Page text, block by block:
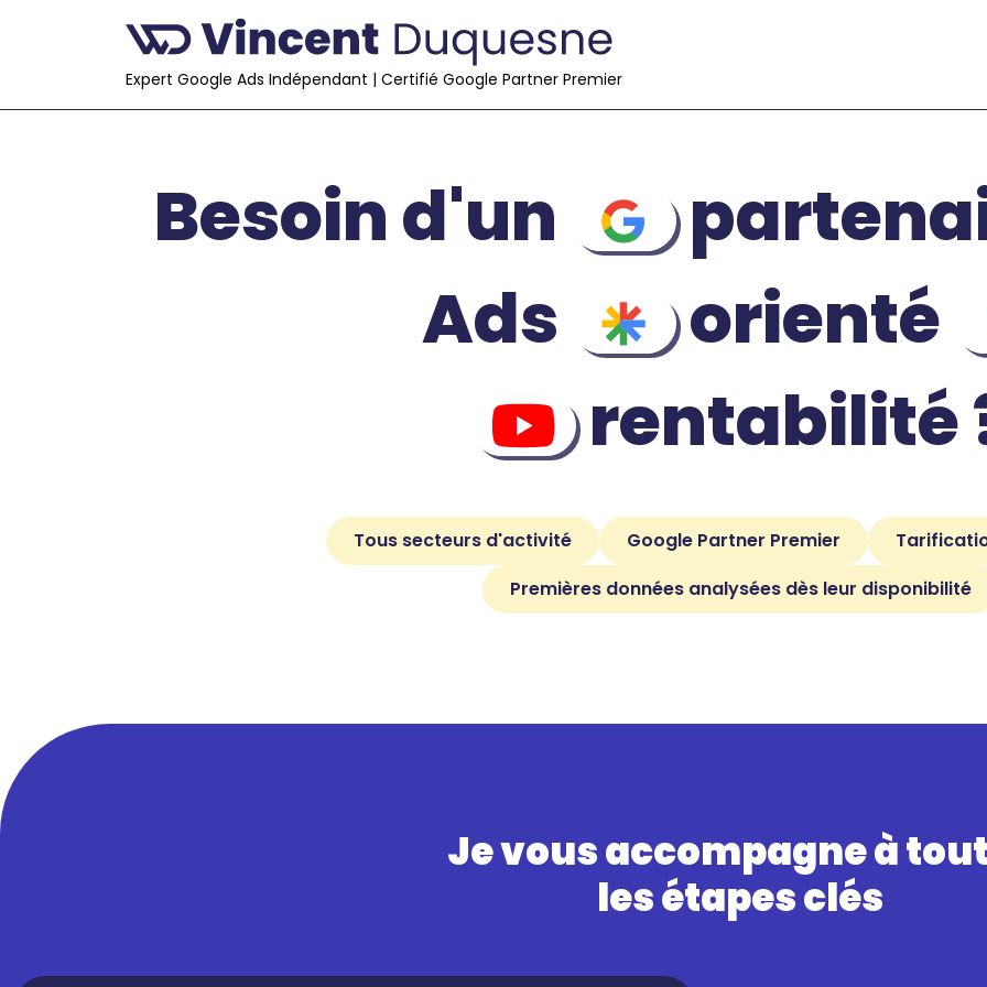
Expert Google Ads Indépendant | Certifié Google Partner Premier
Besoin d'un
Ads
orienté
rentabilité
Tous secteurs d'activité Google Partner Premier
Premières données analysées dès leur disponibilité
Je vous accompagne à
les étapes clés